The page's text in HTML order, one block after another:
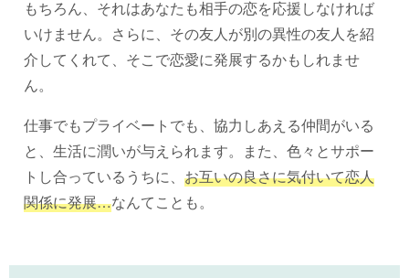
もちろん、それはあなたも相手の恋を応援しなければ
いけません。さらに、その友人が別の異性の友人を紹
介してくれて、そこで恋愛に発展するかもしれませ
ん。
仕事でもプライベートでも、協力しあえる仲間がいる
と、生活に潤いが与えられます。また、色々とサポー
トし合っているうちに、 お互いの良さに気付いて恋人
関係に発展…なんてことも。